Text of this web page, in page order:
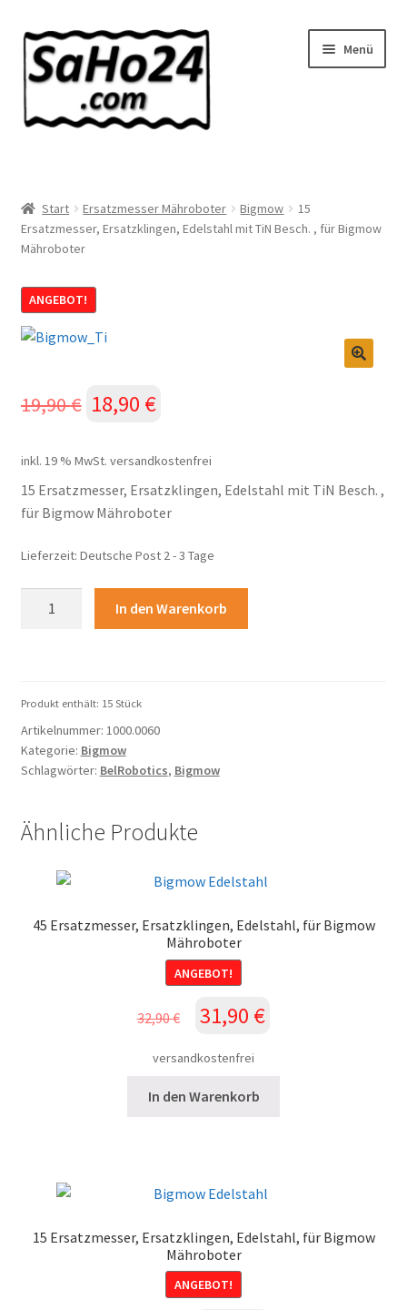
Zur
Navigation
springen
Zum
Inhalt
springen
Menü
Shop
Über uns
News
Wissenswertes!
Kontakt
Start Ersatzmesser Mähroboter Bigmow
15
Ersatzmesser, Ersatzklingen, Edelstahl mit TiN Besch. , für Bigmow
Mähroboter
ANGEBOT!
19,90€ Ursprünglicher
war:
19,90 €
18,90 €
ist:
18,90 €.
inkl. 19 % MwSt. versandkostenfrei
15 Ersatzmesser, Ersatzklingen, Edelstahl mit TiN Besch. ,
für Bigmow Mähroboter
Lieferzeit: Deutsche Post 2 - 3 Tage
TiN
Besch.
,
für
Mähroboter
In den Warenkorb
Produkt enthält: 15 Stück
Artikelnummer: 1000.0060
Kategorie: Bigmow
Schlagwörter: BelRobotics, Bigmow
Ähnliche Produkte
45 Ersatzmesser, Ersatzklingen, Edelstahl, für Bigmow
Mähroboter
ANGEBOT!
32,90€ Ursprünglicher
war:
31,90 €
versandkostenfrei
In den Warenkorb
15 Ersatzmesser, Ersatzklingen, Edelstahl, für Bigmow
Mähroboter
ANGEBOT!